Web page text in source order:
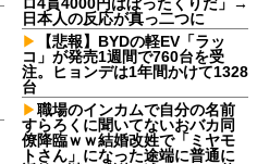
日本人の反応が真っ二つに
【悲報】BYDの軽EV「ラッ
コ」が発売1週間で760台を受
注。ヒョンデは1年間かけて1328
台
職場のインカムで自分の名前
すらろくに聞いてないおバカ同
僚降臨ｗｗ結婚改姓で「ミヤモ
トさん」になった途端に普通に